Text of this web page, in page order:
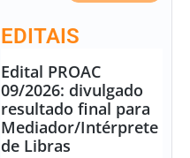
EDITAIS
Edital PROAC
09/2026: divulgado
resultado final para
Mediador/Intérprete
de Libras